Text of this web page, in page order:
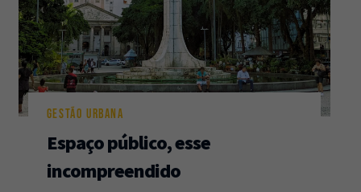
GESTÃO URBANA
Espaço público, esse
incompreendido